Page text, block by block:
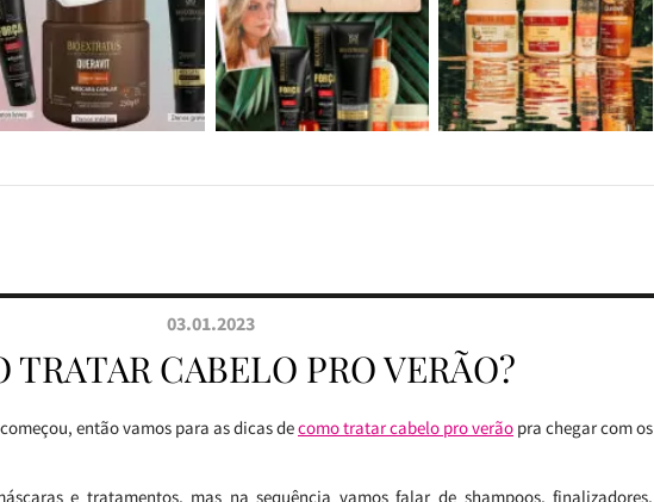
03.01.2023
TRATAR CABELO PRO VERÃO?
então vamos para as dicas decomo tratar cabelo pro verão pra chegar com os
e tratamentos, mas na sequência vamos falar de shampoos, finalizadores,